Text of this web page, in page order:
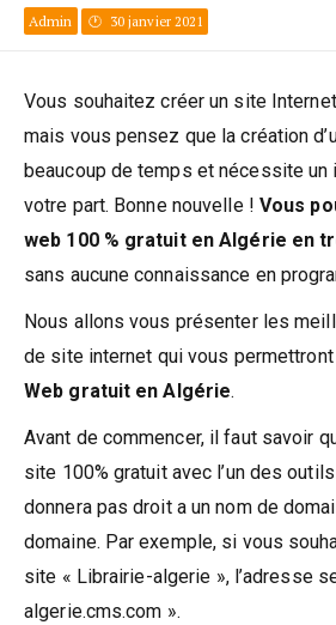
Admin 30 janvier 2021
Vous souhaitez créer un site
mais vous pensez que la création
beaucoup de temps et nécessite
votre part. Bonne nouvelle ! Vous
web 100 % gratuit en Algérie en
sans aucune connaissance en
Nous allons vous présenter les
de site internet qui vous
Web gratuit en Algérie.
Avant de commencer, il faut savoir
site 100% gratuit avec l’un des
donnera pas droit a un nom de
domaine. Par exemple, si vous
site « Librairie-algerie », l’adresse
algerie.cms.com ».